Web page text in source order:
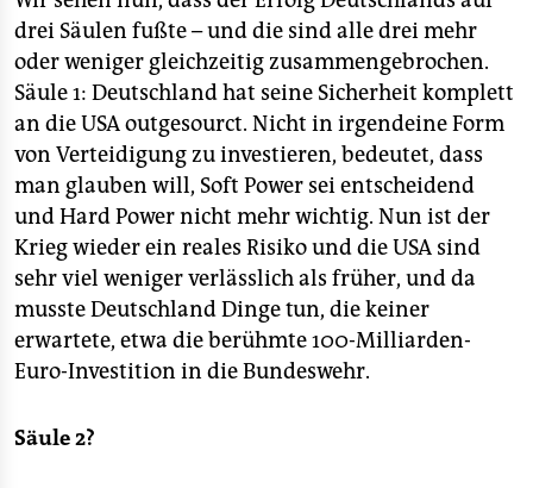
drei Säulen fußte – und die sind alle drei mehr
oder weniger gleichzeitig zusammengebrochen.
Säule 1: Deutschland hat seine Sicherheit komplett
an die USA outgesourct. Nicht in irgendeine Form
von Verteidigung zu investieren, bedeutet, dass
man glauben will, Soft Power sei entscheidend
und Hard Power nicht mehr wichtig. Nun ist der
Krieg wieder ein reales Risiko und die USA sind
sehr viel weniger verlässlich als früher, und da
musste Deutschland Dinge tun, die keiner
erwartete, etwa die berühmte 100-Milliarden-
Euro-Investition in die Bundeswehr.
Säule 2?